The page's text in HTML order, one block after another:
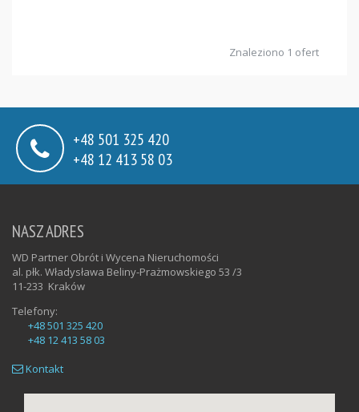
Znaleziono 1 ofert
+48 501 325 420
+48 12 413 58 03
NASZ ADRES
WD Partner Obrót i Wycena Nieruchomości
al. płk. Władysława Beliny-Prażmowskiego 53 /3
11-233 Kraków
Telefony:
+48 501 325 420
+48 12 413 58 03
Kontakt